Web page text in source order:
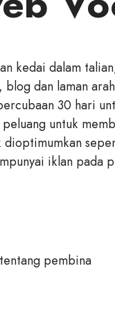
kedai dalam
dan laman
30 hari
untuk
iklan pada
pembina